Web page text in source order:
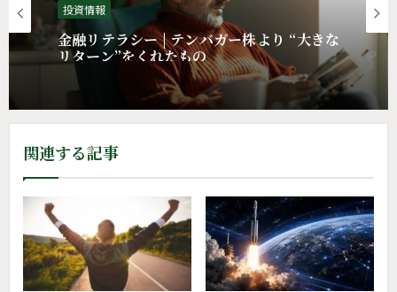
投資情報
金融リテラシー | テンバガー株より “大きな
リターン”をくれたもの
関連する記事